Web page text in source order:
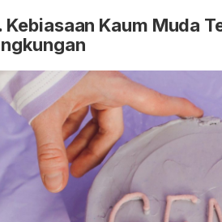
Kebiasaan Kaum Muda